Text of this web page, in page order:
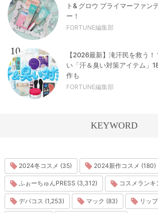
ト& グロウ プライマーファン
ー！
FORTUNE編集部
10
【2026最新】滝汗民を救う
い「汗＆臭い対策アイテム」
作も
FORTUNE編集部
KEYWORD
2024冬コスメ (35) 2024新作コスメ (180)
ふぉーちゅんPRESS (3,312) コスメランキ
デパコス (1,253) マック (83) リッ